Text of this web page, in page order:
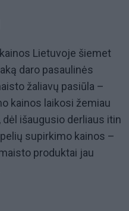
Lietuvoje šiemet
daro pasaulinės
žaliavų pasiūla –
kainos laikosi žemiau
išaugusio derliaus itin
supirkimo kainos –
produktai jau